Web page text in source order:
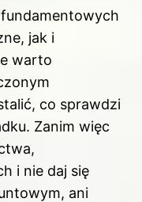
jak i
warto
co sprawdzi
Zanim więc
i nie daj się
ani